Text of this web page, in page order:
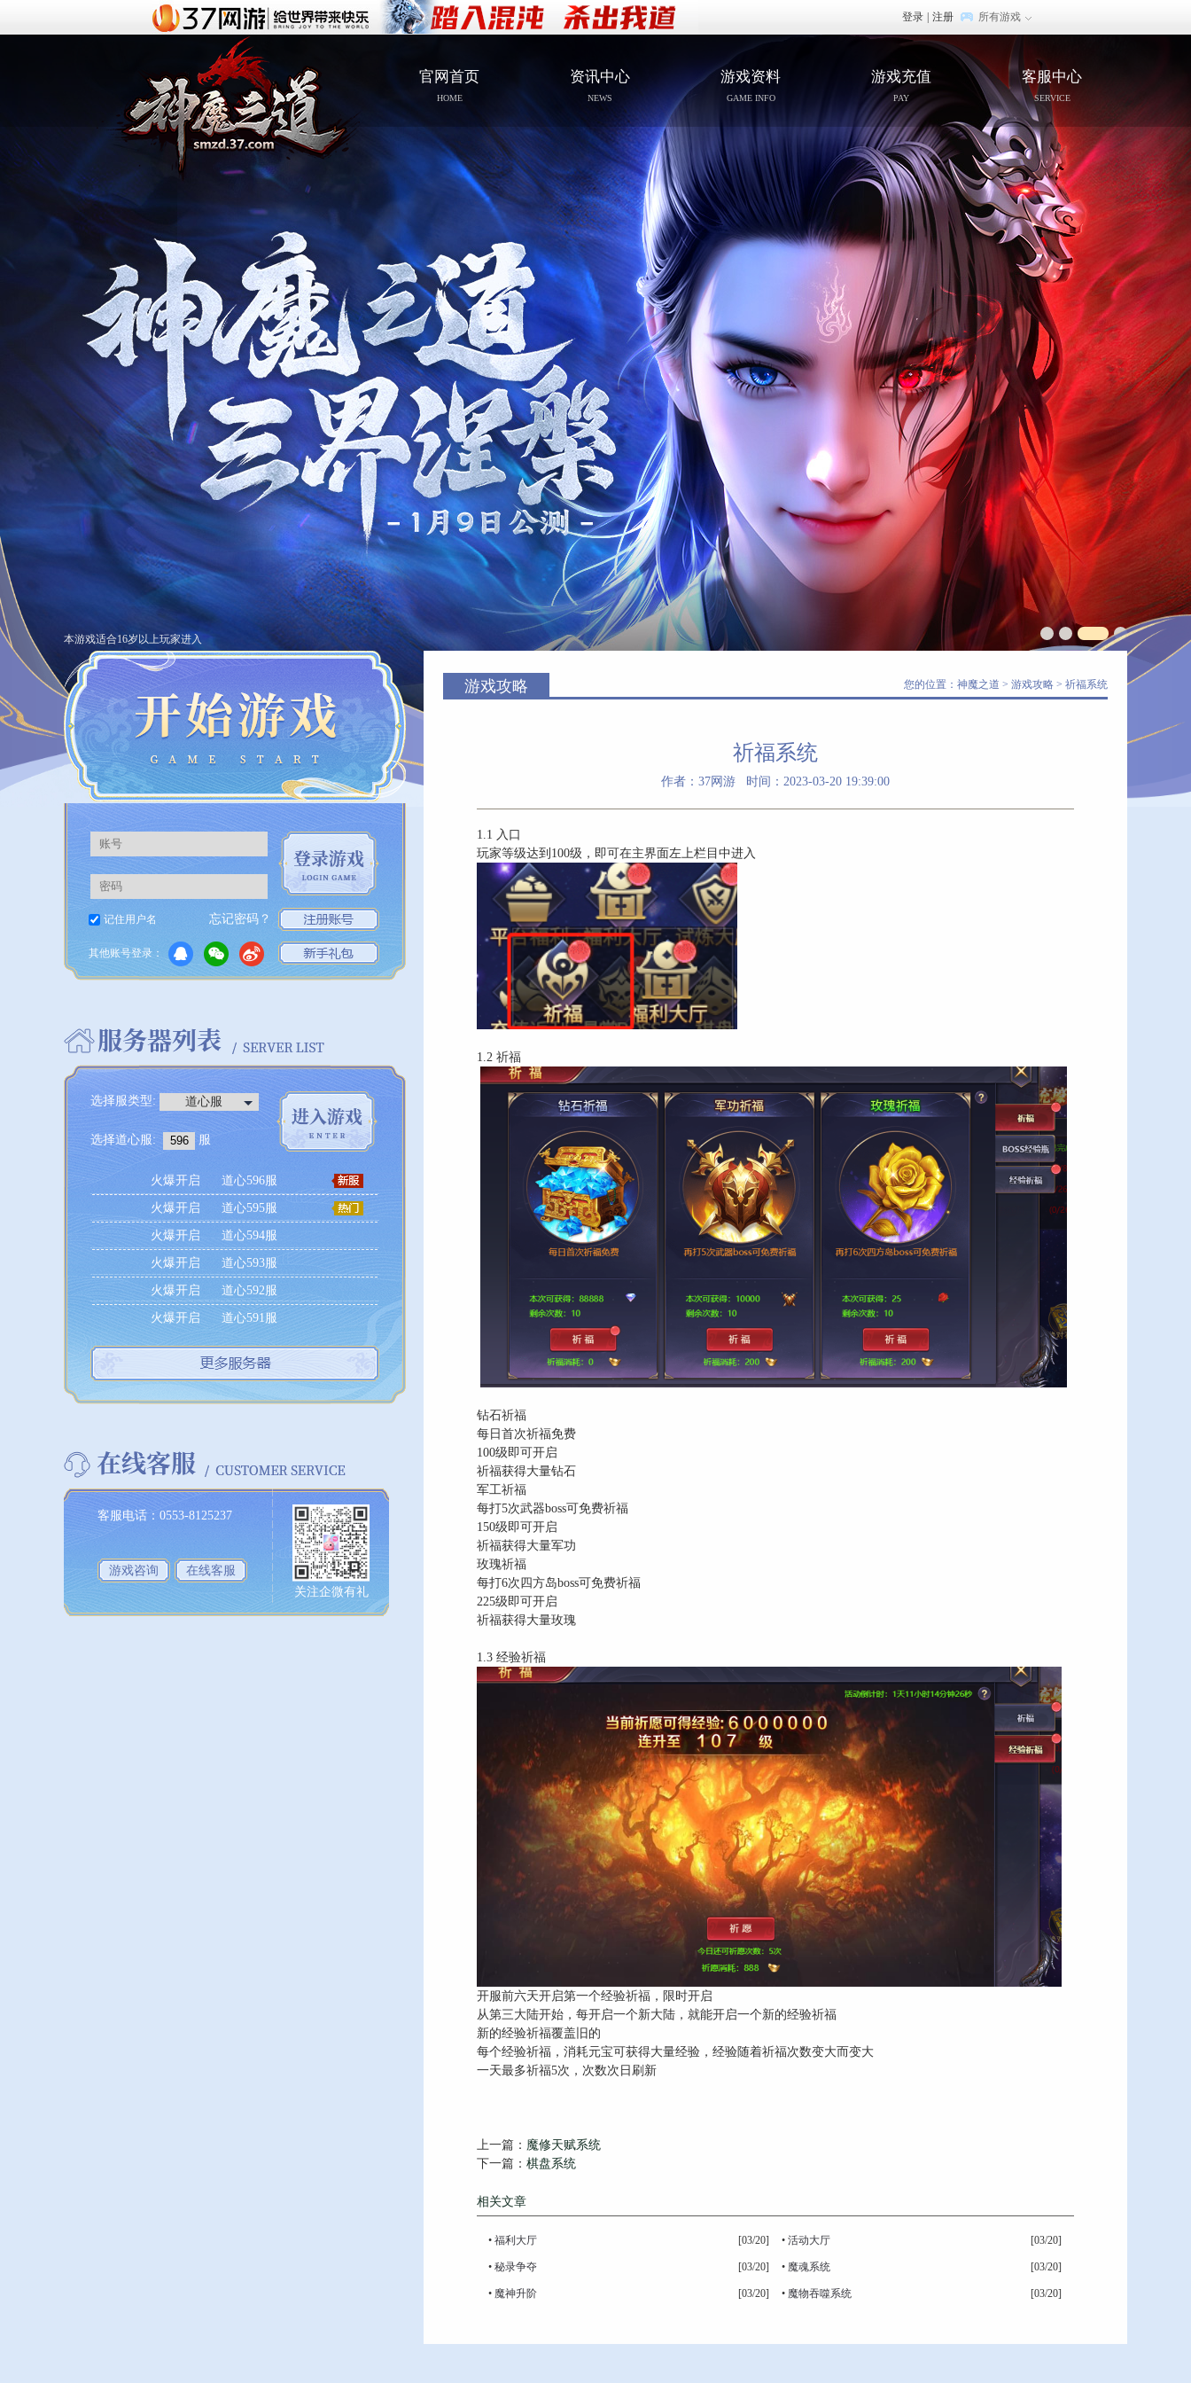
登录 注册 所有游戏
官网首页
HOME
资讯中心
NEWS
游戏资料
GAME INFO
游戏充值
PAY
客服中心
SERVICE
本游戏适合16岁以上玩家进入
记住用户名 忘记密码？
其他账号登录：
选择服类型: 道心服
选择道心服: 服
火爆开启 道心596服
火爆开启 道心595服
火爆开启 道心594服
火爆开启 道心593服
火爆开启 道心592服
火爆开启 道心591服
客服电话：0553-8125237
游戏咨询
在线客服
关注企微有礼
游戏攻略 您的位置： 神魔之道 > 游戏攻略 > 祈福系统
祈福系统
作者：37网游 时间：2023-03-20 19:39:00
1.1 入口
玩家等级达到100级，即可在主界面左上栏目中进入
1.2 祈福
钻石祈福
每日首次祈福免费
100级即可开启
祈福获得大量钻石
军工祈福
每打5次武器boss可免费祈福
150级即可开启
祈福获得大量军功
玫瑰祈福
每打6次四方岛boss可免费祈福
225级即可开启
祈福获得大量玫瑰
1.3 经验祈福
开服前六天开启第一个经验祈福，限时开启
从第三大陆开始，每开启一个新大陆，就能开启一个新的经验祈福
新的经验祈福覆盖旧的
每个经验祈福，消耗元宝可获得大量经验，经验随着祈福次数变大而变大
一天最多祈福5次，次数次日刷新
上一篇： 魔修天赋系统
下一篇： 棋盘系统
相关文章
[03/20]
•福利大厅 [03/20]
• 活动大厅
[03/20]
•秘录争夺 [03/20]
• 魔魂系统
[03/20]
• 魔神升阶 [03/20]
• 魔物吞噬系统